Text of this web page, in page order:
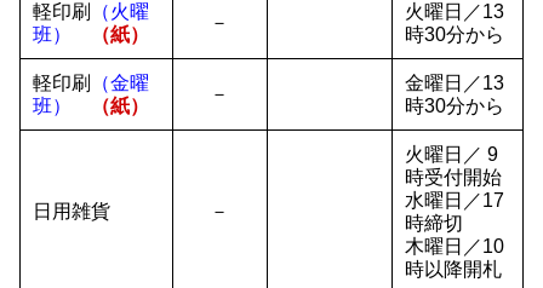
軽印刷
（火曜
班）
（紙）
－
火曜日／13
時30分から
軽印刷
（金曜
班）
（紙）
－
金曜日／13
時30分から
日用雑貨 －
火曜日／ 9
時受付開始
水曜日／17
時締切
木曜日／10
時以降開札